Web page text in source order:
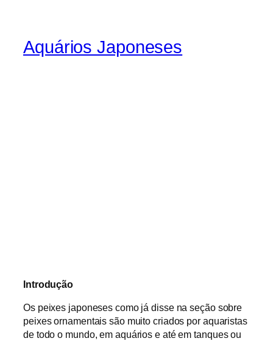
Aquários Japoneses
Introdução
Os peixes japoneses como já disse na seção sobre
peixes ornamentais são muito criados por aquaristas
de todo o mundo, em aquários e até em tanques ou